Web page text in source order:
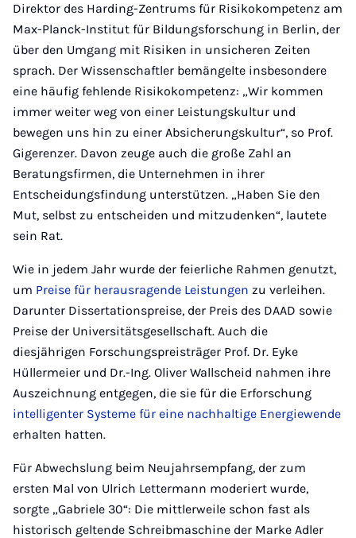
Direktor des Harding-Zentrums für Risikokompetenz am
Max-Planck-Institut für Bildungsforschung in Berlin, der
über den Umgang mit Risiken in unsicheren Zeiten
sprach. Der Wissenschaftler bemängelte insbesondere
eine häufig fehlende Risikokompetenz: „Wir kommen
immer weiter weg von einer Leistungskultur und
bewegen uns hin zu einer Absicherungskultur“, so Prof.
Gigerenzer. Davon zeuge auch die große Zahl an
Beratungsfirmen, die Unternehmen in ihrer
Entscheidungsfindung unterstützen. „Haben Sie den
Mut, selbst zu entscheiden und mitzudenken“, lautete
sein Rat.
Wie in jedem Jahr wurde der feierliche Rahmen genutzt,
um Preise für herausragende Leistungen zu verleihen.
Darunter Dissertationspreise, der Preis des DAAD sowie
Preise der Universitätsgesellschaft. Auch die
diesjährigen Forschungspreisträger Prof. Dr. Eyke
Hüllermeier und Dr.-Ing. Oliver Wallscheid nahmen ihre
Auszeichnung entgegen, die sie für die Erforschung
intelligenter Systeme für eine nachhaltige Energiewende
erhalten hatten.
Für Abwechslung beim Neujahrsempfang, der zum
ersten Mal von Ulrich Lettermann moderiert wurde,
sorgte „Gabriele 30“: Die mittlerweile schon fast als
historisch geltende Schreibmaschine der Marke Adler